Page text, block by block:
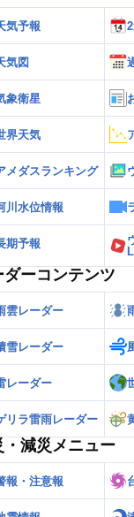
気予報
気図
象衛星
界天気
メダスランキング
川水位情報
期予報
ダーコンテンツ
雲レーダー
雪レーダー
レーダー
リラ雷雨レーダー
・減災メニュー
報・注意報